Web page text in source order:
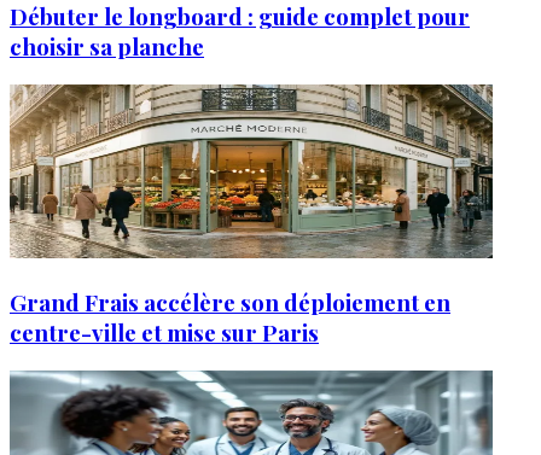
Débuter le longboard : guide complet pour
choisir sa planche
Grand Frais accélère son déploiement en
centre-ville et mise sur Paris